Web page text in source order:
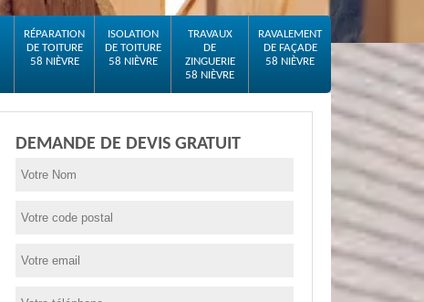
RÉPARATION
DE TOITURE
58 NIÈVRE
ISOLATION
DE TOITURE
58 NIÈVRE
TRAVAUX
DE
ZINGUERIE
58 NIÈVRE
RAVALEMENT
DE FAÇADE
58 NIÈVRE
DEMANDE DE DEVIS GRATUIT